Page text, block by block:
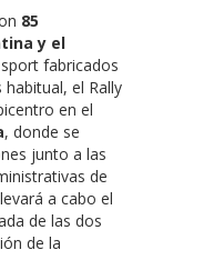
85
y el
fabricados
el Rally
en el
, donde se
junto a las
de
a cabo el
de las dos
de la